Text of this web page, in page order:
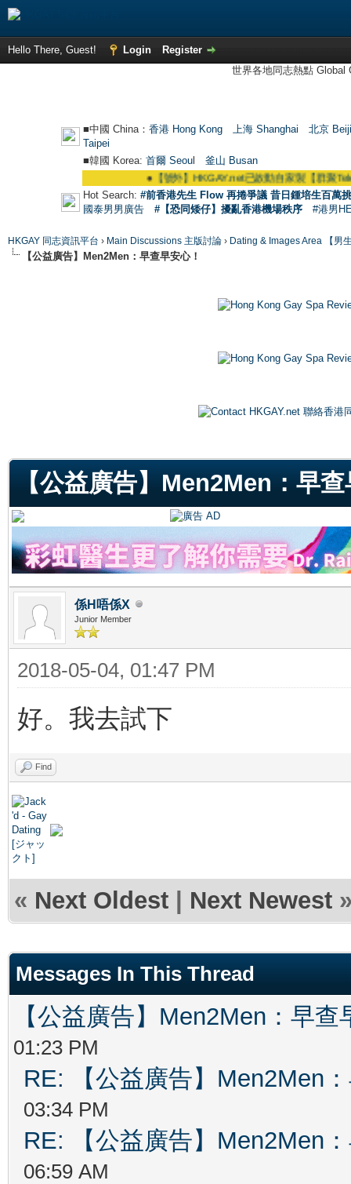
Hello There, Guest! Login
Register
世界各地同志熱點
■中國 China： 香港 Hong Kong 上海 Shanghai
北京
Taipei
■韓國 Korea: 首爾 Seou
釜山 Busan
【號外】HKGAY.net已啟動自家製【群聚Telegram
Hot Search: #前香港先生 Flow 再捲爭議 昔日鍾培生百萬
國泰男男廣告
#【恐同矮仔】擾亂香港機場秩序 #港男
HKGAY 同志資訊平台 › Main Discussions 主版討論 › Dating & Images Area 【男
【公益廣告】Men2Men：早查早安心！
【公益廣告】Men2Men：早
係H唔係X
Junior Member
2018-05-04, 01:47 PM
好。我去試下
Find
« Next Oldest Next Newest
Messages In This Thread
【公益廣告】Men2Men：早查
01:23 PM
RE: 【公益廣告】Men2Men
03:34 PM
RE: 【公益廣告】Men2Men
06:59 AM